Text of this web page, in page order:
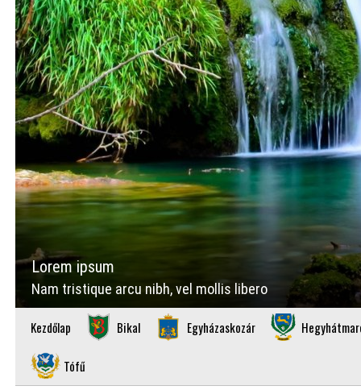
Lorem ipsum
Nam tristique arcu nibh, vel mollis libero
Kezdőlap Bikal Egyházaskozár
Tófű